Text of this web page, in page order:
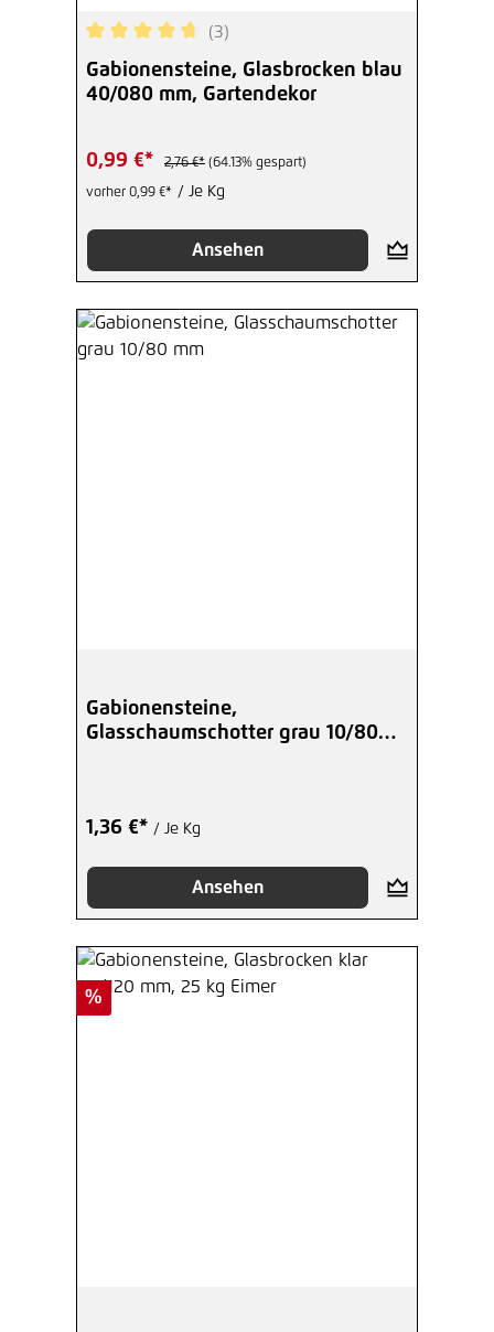
Durchschnittliche Bewertung von 4.67 von 5
(3)
Gabionensteine, Glasbrocken blau
40/080 mm, Gartendekor
0,99 €* 2,76 €* (64.13% gespart)
vorher 0,99 €* / Je Kg
Ansehen
Gabionensteine,
Glasschaumschotter grau 10/80
1,36 €* / Je Kg
Ansehen
Rabatt
%